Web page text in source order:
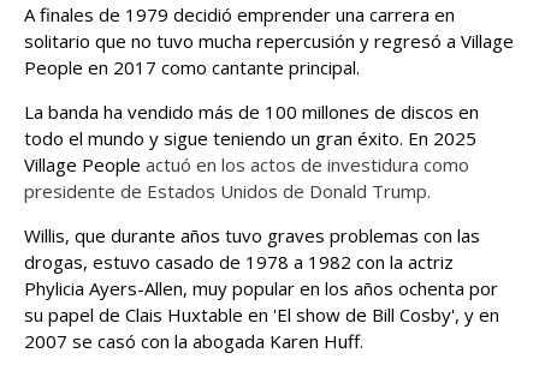
A finales de 1979 decidió emprender una carrera en
solitario que no tuvo mucha repercusión y regresó a Village
People en 2017 como cantante principal.
La banda ha vendido más de 100 millones de discos en
todo el mundo y sigue teniendo un gran éxito. En 2025
Village People actuó en los actos de investidura como
presidente de Estados Unidos de Donald Trump.
Willis, que durante años tuvo graves problemas con las
drogas, estuvo casado de 1978 a 1982 con la actriz
Phylicia Ayers-Allen, muy popular en los años ochenta por
su papel de Clais Huxtable en 'El show de Bill Cosby', y en
2007 se casó con la abogada Karen Huff.